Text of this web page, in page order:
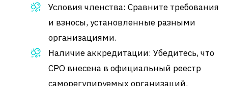
Условия членства: Сравните требования
и взносы, установленные разными
организациями.
Наличие аккредитации: Убедитесь, что
СРО внесена в официальный реестр
саморегулируемых организаций.